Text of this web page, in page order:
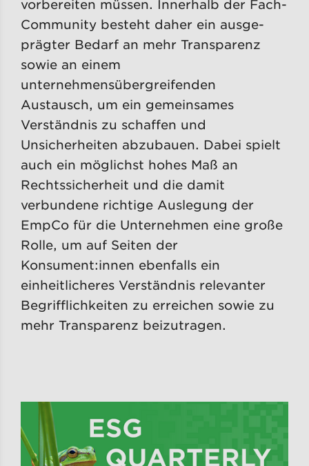
vorbereiten müssen. Innerhalb der Fach-
Community besteht daher ein ausge­
prägter Bedarf an mehr Transparenz
sowie an einem
unternehmensübergreifenden
Austausch, um ein gemeinsames
Verständnis zu schaffen und
Unsicherheiten abzubauen. Dabei spielt
auch ein möglichst hohes Maß an
Rechtssicherheit und die damit
verbundene richtige Auslegung der
EmpCo für die Un­ternehmen eine große
Rolle, um auf Seiten der
Konsument:innen ebenfalls ein
einheitlicheres Ver­ständnis relevanter
Begrifflichkeiten zu erreichen sowie zu
mehr Transparenz beizutragen.